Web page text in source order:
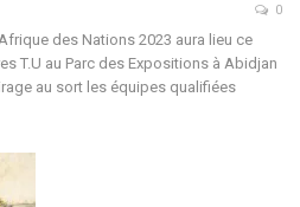
0
des Nations 2023 aura lieu ce
T.U au Parc des Expositions à Abidjan
au sort les équipes qualifiées